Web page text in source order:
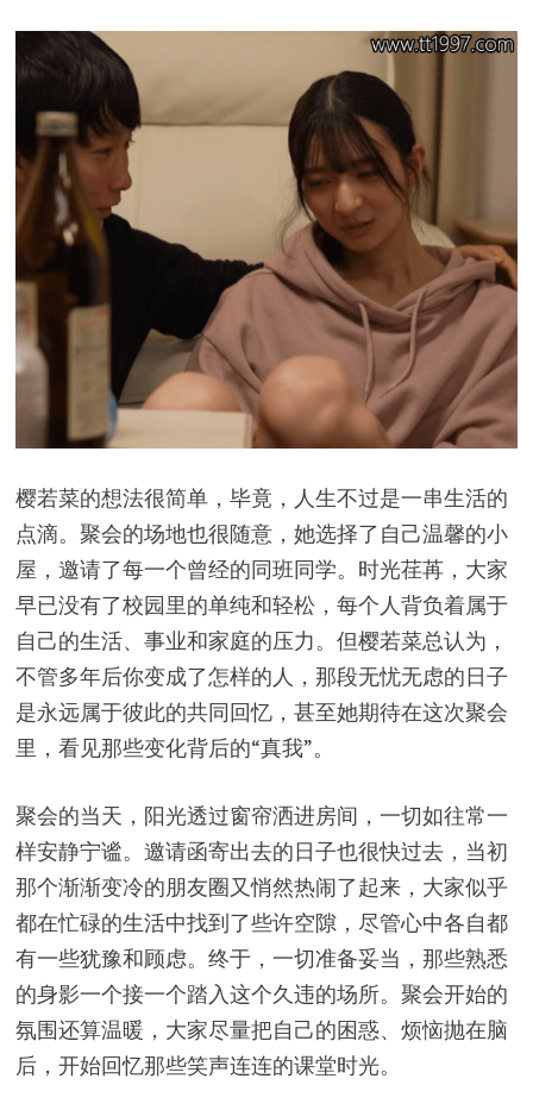
樱若菜的想法很简单，毕竟，人生不过是一串生活的
点滴。聚会的场地也很随意，她选择了自己温馨的小
屋，邀请了每一个曾经的同班同学。时光荏苒，大家
早已没有了校园里的单纯和轻松，每个人背负着属于
自己的生活、事业和家庭的压力。但樱若菜总认为，
不管多年后你变成了怎样的人，那段无忧无虑的日子
是永远属于彼此的共同回忆，甚至她期待在这次聚会
里，看见那些变化背后的“真我”。
聚会的当天，阳光透过窗帘洒进房间，一切如往常一
样安静宁谧。邀请函寄出去的日子也很快过去，当初
那个渐渐变冷的朋友圈又悄然热闹了起来，大家似乎
都在忙碌的生活中找到了些许空隙，尽管心中各自都
有一些犹豫和顾虑。终于，一切准备妥当，那些熟悉
的身影一个接一个踏入这个久违的场所。聚会开始的
氛围还算温暖，大家尽量把自己的困惑、烦恼抛在脑
后，开始回忆那些笑声连连的课堂时光。